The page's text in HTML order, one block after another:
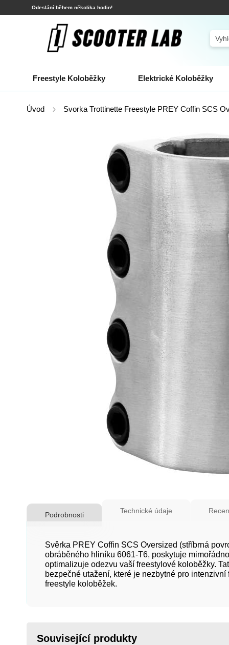
Přejít
na
Odeslání během několika hodin!
Freestyle Koloběžky Elektrické Koloběžky
Úvod Svorka Trottinette Freestyle PREY Coffin SCS
na
začátek
obrázky
Podrobnosti
Svěrka PREY Coffin SCS Oversized (stříbrná
obráběného hliníku 6061-T6, poskytuje
optimalizuje odezvu vaší freestylové koloběžky.
bezpečné utažení, které je nezbytné pro
freestyle koloběžek.
Technické údaje
Související produkty